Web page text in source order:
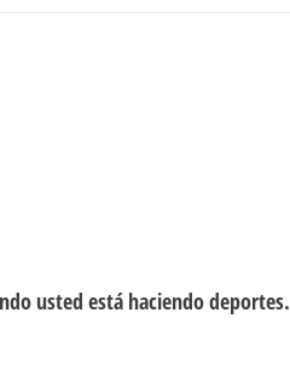
usted está haciendo deportes.